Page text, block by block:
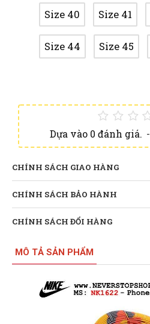
Dựa vào 0 đánh giá. -
Size 40 Size 41
Size 44 Size 45
CHÍNH SÁCH GIAO HÀNG
CHÍNH SÁCH BẢO HÀNH
CHÍNH SÁCH ĐỔI HÀNG
MÔ TẢ SẢN PHẨM